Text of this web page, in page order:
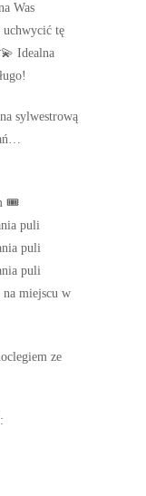
Was
uchwycić tę
Idealna
sylwestrową
🎟
puli
puli
puli
na miejscu w
ze